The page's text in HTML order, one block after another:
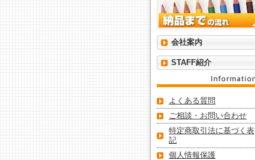
会社案内
STAFF紹介
よくある質問
ご相談・お問い合わせ
特定商取引法に基づく表
記
個人情報保護